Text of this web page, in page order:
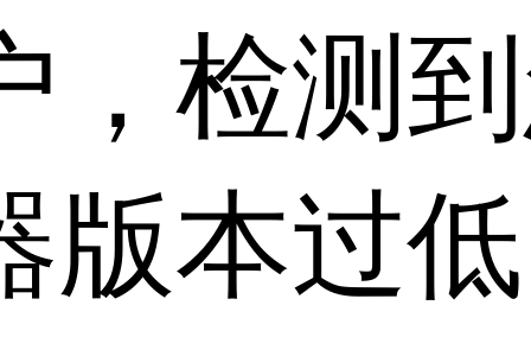
，检测
版本过